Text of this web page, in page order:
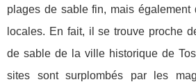
plages de sable fin, mais également
locales. En fait, il se trouve proche
de sable de la ville historique de
sites sont surplombés par les